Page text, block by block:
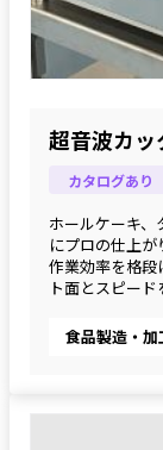
超音波カッ
カタログあり
ホールケーキ
にプロの仕上が
作業効率を格段
ト面とスピード
食品製造・加